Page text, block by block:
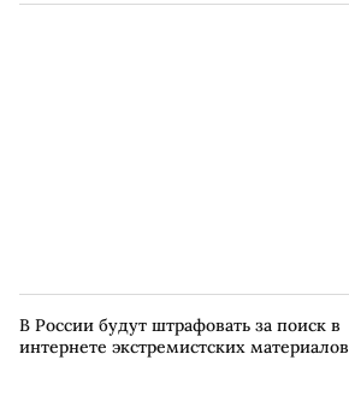
СБУ Владимир Зеленский
В России будут штрафовать за поиск в
интернете экстремистских материалов